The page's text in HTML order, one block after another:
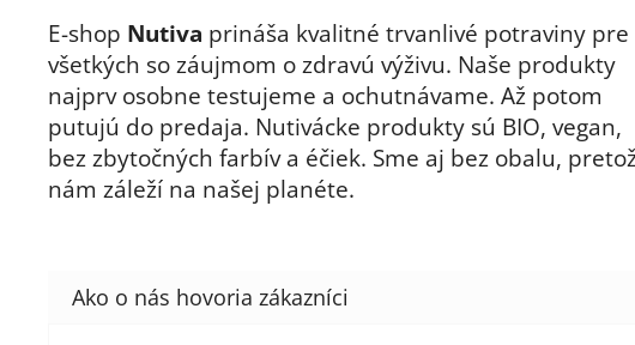
E-shop Nutiva prináša kvalitné trvanlivé potraviny pre
všetkých so záujmom o zdravú výživu. Naše produkty
najprv osobne testujeme a ochutnávame. Až potom
putujú do predaja. Nutivácke produkty sú BIO, vegan,
bez zbytočných farbív a éčiek. Sme aj bez obalu,
nám záleží na našej planéte.